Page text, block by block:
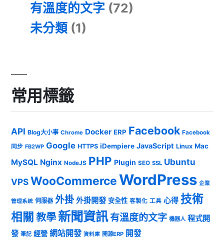
有溫度的文字 (72)
未分類 (1)
常用標籤
API Blog大小事 Chrome Docker ERP Facebook Facebook
同步 FB2WP Google HTTPS iDempiere JavaScript Linux Mac
MySQL Nginx NodeJS PHP Plugin SEO SSL Ubuntu
VPSWooCommerceWordPress 企業
管理系統 伺服器 外掛 外掛開發 安全性 客製化 工具 心得 技術
相關 教學 新聞資訊有溫度的文字 機器人 程式開
發 筆記 經營 網站開發 資料庫 開源ERP 開發